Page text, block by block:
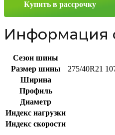
R21
Купить в рассрочку
Информация
Сезон шины
Размер шины
275/40R21
Ширина
Профиль
Диаметр
Индекс нагрузки
Индекс скорости